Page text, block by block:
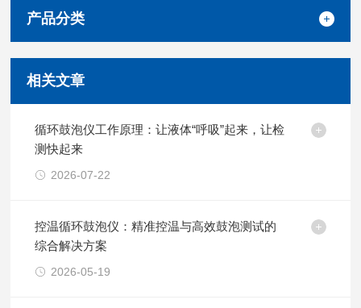
产品分类
相关文章
循环鼓泡仪工作原理：让液体“呼吸”起来，让检
测快起来
2026-07-22
控温循环鼓泡仪：精准控温与高效鼓泡测试的
综合解决方案
2026-05-19